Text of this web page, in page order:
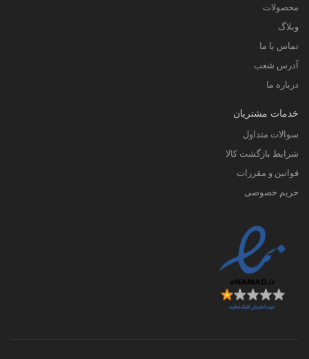
محصولات
وبلاگ
تماس با ما
آدرس شعب
درباره ما
خدمات مشتریان
سوالات متداول
شرایط بازگشت کالا
قوانین و مقررات
حریم خصوصی